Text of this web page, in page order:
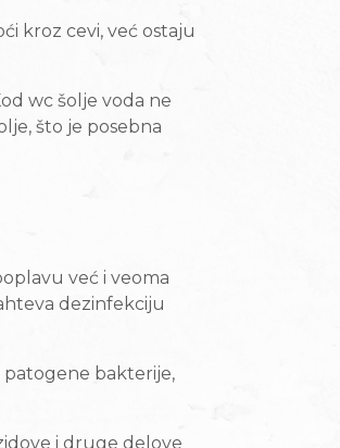
kroz cevi, već ostaju
wc šolje voda ne
što je posebna
već i veoma
dezinfekciju
patogene bakterije,
i druge delove